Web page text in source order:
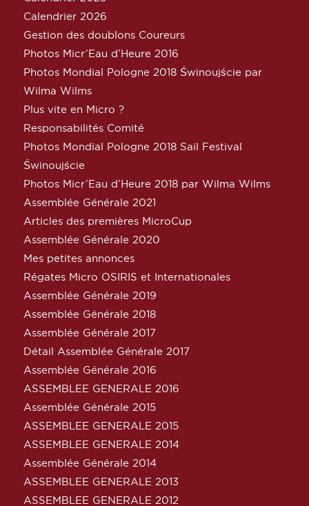
Calendrier 2026
Gestion des doublons Coureurs
Photos Micr’Eau d’Heure 2016
Photos Mondial Pologne 2018 Świnoujście par
Wilma Wilms
Plus vite en Micro ?
Responsabilités Comité
Photos Mondial Pologne 2018 Sail Festival
Świnoujście
Photos Micr’Eau d’Heure 2018 par Wilma Wilms
Assemblée Générale 2021
Articles des premières MicroCup
Assemblée Générale 2020
Mes petites annonces
Régates Micro OSIRIS et Internationales
Assemblée Générale 2019
Assemblée Générale 2018
Assemblée Générale 2017
Détail Assemblée Générale 2017
Assemblée Générale 2016
ASSEMBLEE GENERALE 2016
Assemblée Générale 2015
ASSEMBLEE GENERALE 2015
ASSEMBLEE GENERALE 2014
Assemblée Générale 2014
ASSEMBLEE GENERALE 2013
ASSEMBLEE GENERALE 2012